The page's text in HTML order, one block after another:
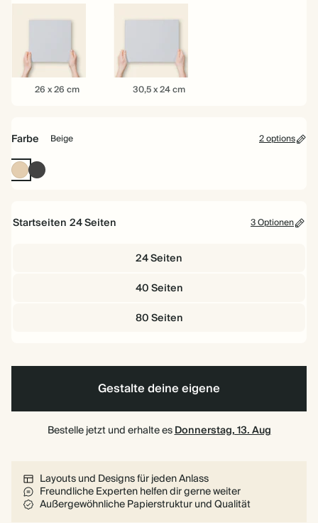
26 26 x 26 cm 30,530,5 x 24 cm
Farbe Beige 2 options
BeigeAnthrazit
Startseiten 24Seiten 3 Optionen
24 Seiten
40 Seiten
80 Seiten
Gestalte deine eigene
Bestelle jetzt und erhalte esDonnerstag, 13. Aug
Layouts und Designs für jeden Anlass
Freundliche Experten helfen dir gerne weiter
Außergewöhnliche Papierstruktur und Qualität